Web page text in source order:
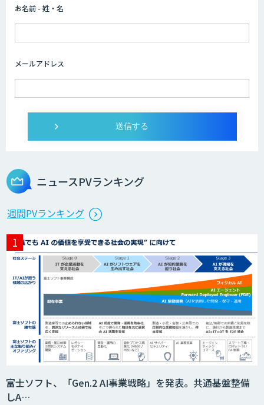
帳票読み取り・自動仕訳AIエージェント
RAG Ready Converter
ントが自動処理します 『Knowfa（ノウ
ファ）受注AIエージェント』
LINE WORKS PaperOn
AI-OCR × BPOサービス
AI Canvas
お名前 - 姓・名
メールアドレス
ニュースPVランキング
週間PVランキング
富士ソフト、「Gen.2 AI事業戦略」を発表。共通基盤整備
しA…